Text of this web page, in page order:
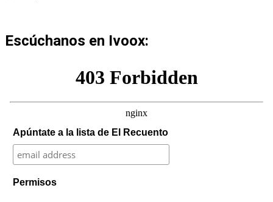
Escúchanos en Ivoox:
Apúntate a la lista de El Recuento
Permisos